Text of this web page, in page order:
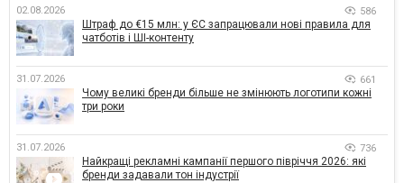
02.08.2026 586
Штраф до €15 млн: у ЄС запрацювали нові правила для
чатботів і ШІ-контенту
31.07.2026 661
Чому великі бренди більше не змінюють логотипи кожні
три роки
31.07.2026 736
Найкращі рекламні кампанії першого півріччя 2026: які
бренди задавали тон індустрії